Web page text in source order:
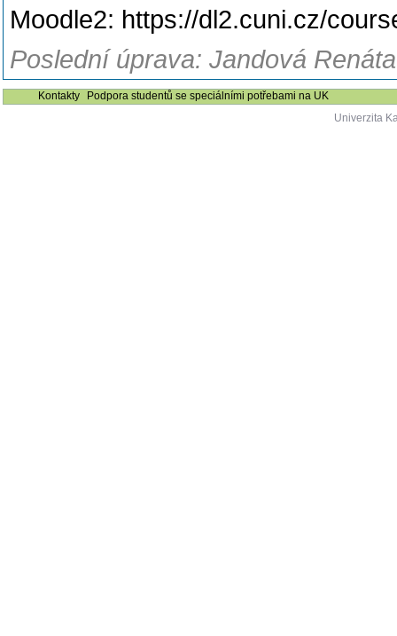
Moodle2: https://dl2.cuni.cz/
Poslední úprava: Jandová
Kontakty
Podpora studentů se speciálními potřebami na UK
Univerzita